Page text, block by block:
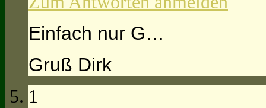
Einfach nur G…
Gruß Dirk
1